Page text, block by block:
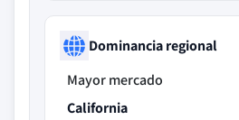
Dominancia regional
Mayor mercado
California